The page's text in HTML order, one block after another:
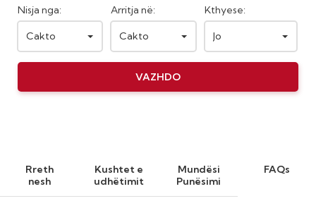
Nisja nga: Arritja në: Kthyese:
Cakto Cakto Jo
VAZHDO
Rreth
nesh
Kushtet e
udhëtimit
Mundësi
Punësimi
FAQs